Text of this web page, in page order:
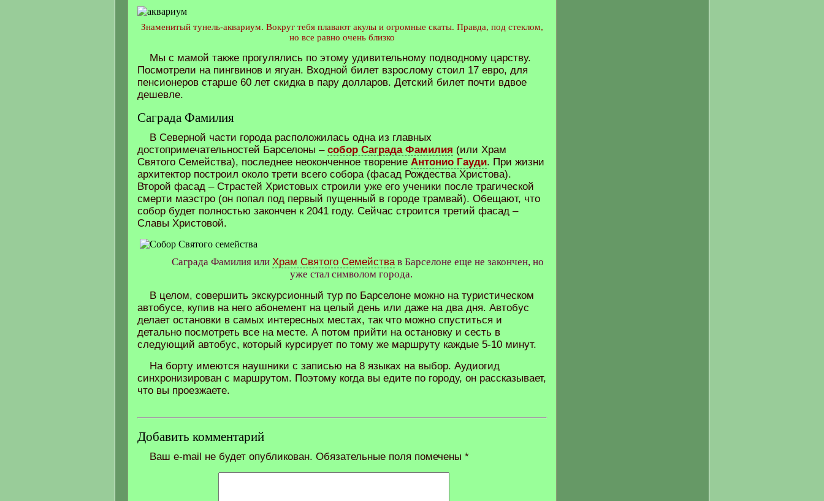
Знаменитый тунель-аквариум. Вокруг тебя плавают акулы и огромные скаты. Правда, под стеклом,
но все равно очень близко
Мы с мамой также прогулялись по этому удивительному подводному царству.
Посмотрели на пингвинов и ягуан. Входной билет взрослому стоил 17 евро, для
пенсионеров старше 60 лет скидка в пару долларов. Детский билет почти вдвое
дешевле.
Саграда Фамилия
В Северной части города расположилась одна из главных
достопримечательностей Барселоны – собор Саграда Фамилия (или Храм
Святого Семейства), последнее неоконченное творение Антонио Гауди. При жизни
архитектор построил около трети всего собора (фасад Рождества Христова).
Второй фасад – Страстей Христовых строили уже его ученики после трагической
смерти маэстро (он попал под первый пущенный в городе трамвай). Обещают, что
собор будет полностью закончен к 2041 году. Сейчас строится третий фасад –
Славы Христовой.
Саграда Фамилия или Храм Святого Семействав Барселоне еще не закончен, но
уже стал символом города.
В целом, совершить экскурсионный тур по Барселоне можно на туристическом
автобусе, купив на него абонемент на целый день или даже на два дня. Автобус
делает остановки в самых интересных местах, так что можно спуститься и
детально посмотреть все на месте. А потом прийти на остановку и сесть в
следующий автобус, который курсирует по тому же маршруту каждые 5-10 минут.
На борту имеются наушники с записью на 8 языках на выбор. Аудиогид
синхронизирован с маршрутом. Поэтому когда вы едите по городу, он рассказывает,
что вы проезжаете.
Добавить комментарий
Ваш e-mail не будет опубликован. Обязательные поля помечены *